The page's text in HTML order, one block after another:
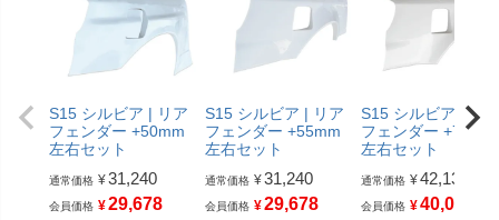
S15 シルビア | リア
フェンダー +50mm
左右セット
通常価格 ¥31,240
会員価格 ¥29,678
S15 シルビア | リア
フェンダー +55mm
左右セット
通常価格 ¥31,240
会員価格 ¥29,678
S15 シルビア | リア
フェンダー +75mm
左右セット
通常価格 ¥42,130
会員価格 ¥40,023